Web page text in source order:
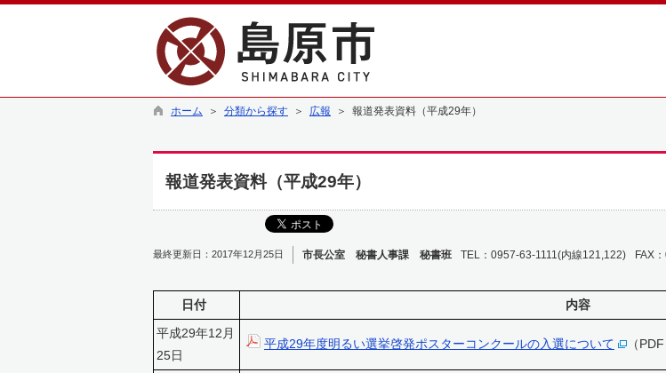
ホーム ＞ 分類から探す ＞ 広報 ＞ 報道発表資料（平成29年）
報道発表資料（平成29年）
最終更新日：2017年12月25日 市長公室 秘書人事課 秘書班 TEL：0957-63-1111(内線121,122) FAX
日付 内容
平成29年12月
25日
平成29年度明るい選挙啓発ポスターコンクールの入選について （